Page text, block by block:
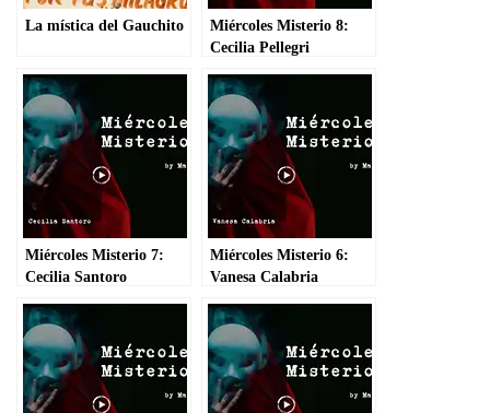
La mística del Gauchito
Miércoles Misterio 8:
Cecilia Pellegri
Miércoles Misterio 7:
Cecilia Santoro
Miércoles Misterio 6:
Vanesa Calabria